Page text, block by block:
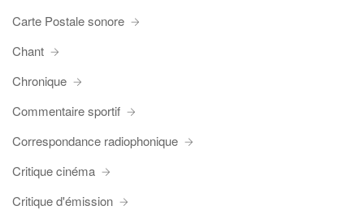
Carte Postale sonore
Chant
Chronique
Commentaire sportif
Correspondance radiophonique
Critique cinéma
Critique d'émission